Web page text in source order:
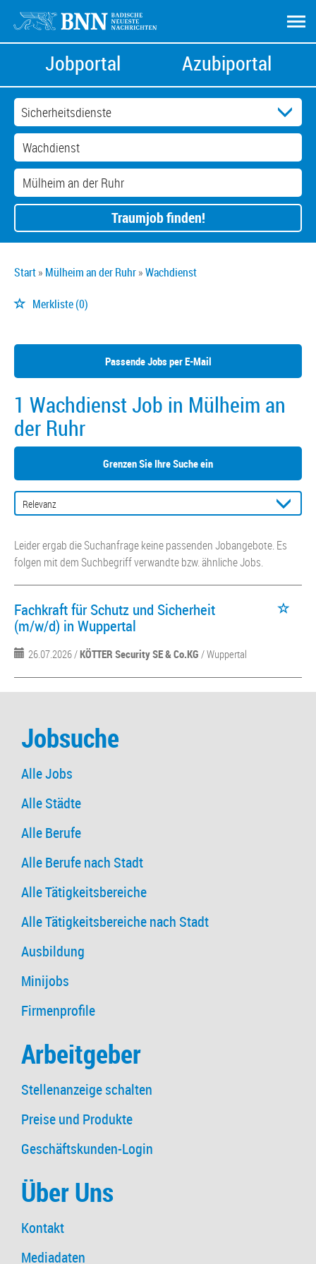
Jobportal Azubiportal
Traumjob finden!
Start Mülheim an der Ruhr Wachdienst
Merkliste(0)
Passende Jobs per E-Mail
1 Wachdienst Job in Mülheim an
der Ruhr
Grenzen Sie Ihre Suche ein
Leider ergab die Suchanfrage keine passenden Jobangebote. Es
folgen mit dem Suchbegriff verwandte bzw. ähnliche Jobs.
Fachkraft für Schutz und Sicherheit
(m/w/d) in Wuppertal
26.07.2026 /KÖTTER Security SE & Co.KG / Wuppertal
Jobsuche
Alle Jobs
Alle Städte
Alle Berufe
Alle Berufe nach Stadt
Alle Tätigkeitsbereiche
Alle Tätigkeitsbereiche nach Stadt
Ausbildung
Minijobs
Firmenprofile
Arbeitgeber
Stellenanzeige schalten
Preise und Produkte
Geschäftskunden-Login
Über Uns
Kontakt
Mediadaten